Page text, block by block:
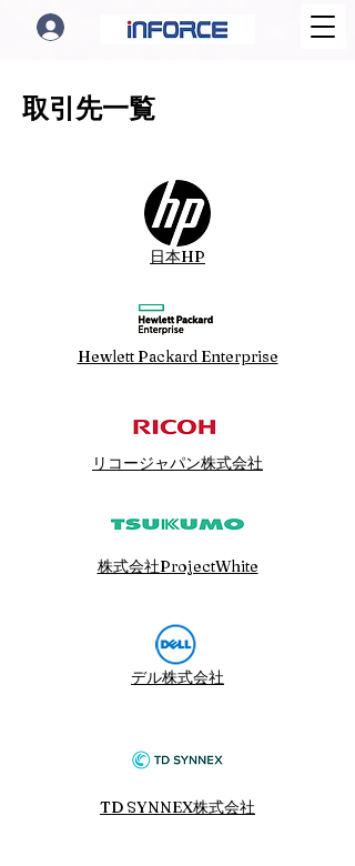
取引先一覧
日本HP
Hewlett Packard Enterprise
リコージャパン株式会社
株式会社ProjectWhite
デル株式会社
TD SYNNEX株式会社